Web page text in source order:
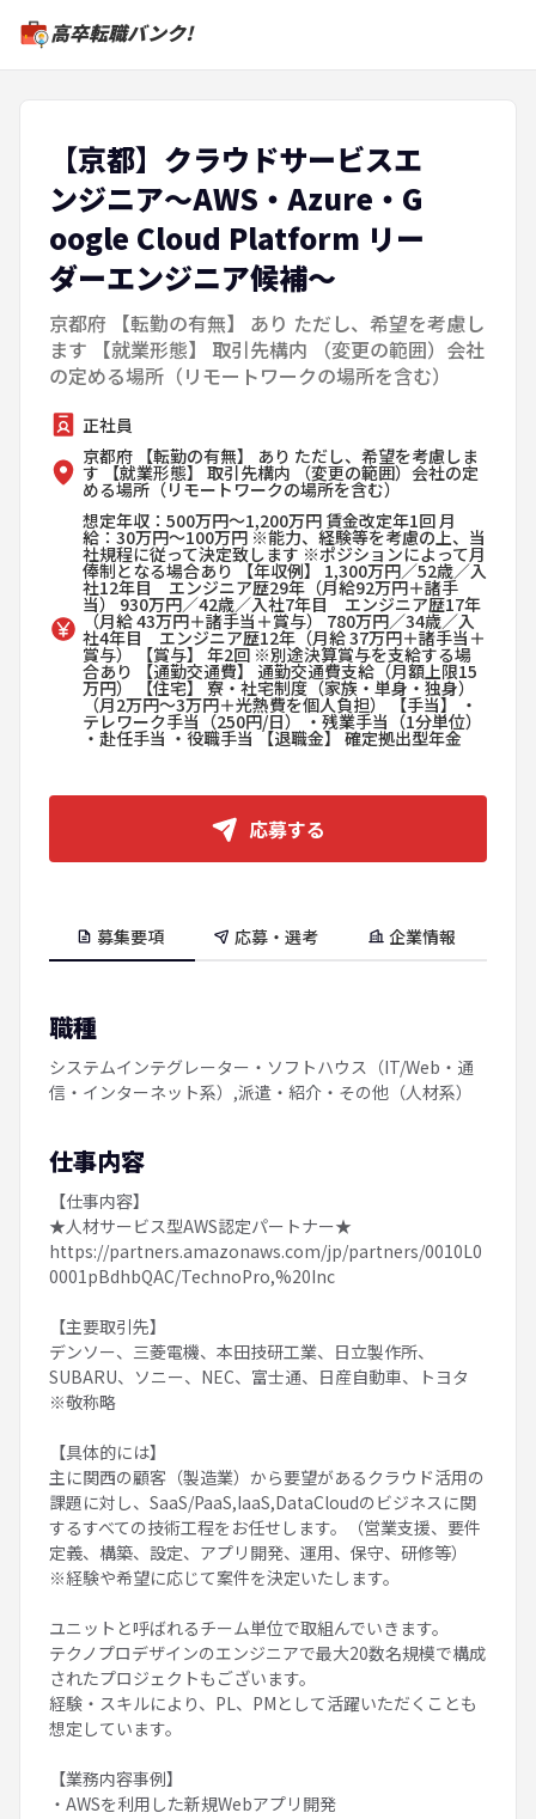
高卒転職バンク!
【京都】クラウドサービスエ
ンジニア～AWS・Azure・G
oogle Cloud Platform リー
ダーエンジニア候補～
京都府 【転勤の有無】 あり ただし、希望を考慮し
ます 【就業形態】 取引先構内 （変更の範囲）会社
の定める場所（リモートワークの場所を含む）
正社員
京都府 【転勤の有無】 あり ただし、希望を考慮しま
す 【就業形態】 取引先構内 （変更の範囲）会社の定
める場所（リモートワークの場所を含む）
想定年収：500万円～1,200万円 賃金改定年1回 月
給：30万円～100万円 ※能力、経験等を考慮の上、当
社規程に従って決定致します ※ポジションによって月
俸制となる場合あり 【年収例】 1,300万円／52歳／入
社12年目 エンジニア歴29年（月給92万円＋諸手
当） 930万円／42歳／入社7年目 エンジニア歴17年
（月給 43万円＋諸手当＋賞与） 780万円／34歳／入
社4年目 エンジニア歴12年（月給 37万円＋諸手当＋
賞与） 【賞与】 年2回 ※別途決算賞与を支給する場
合あり 【通勤交通費】 通勤交通費支給（月額上限15
万円） 【住宅】 寮・社宅制度（家族・単身・独身）
（月2万円～3万円＋光熱費を個人負担） 【手当】 ・
テレワーク手当（250円/日） ・残業手当（1分単位）
・赴任手当 ・役職手当 【退職金】 確定拠出型年金
応募する
募集要項 応募・選考 企業情報
職種
システムインテグレーター・ソフトハウス（IT/Web・通
信・インターネット系）,派遣・紹介・その他（人材系）
仕事内容
【仕事内容】
★人材サービス型AWS認定パートナー★
https://partners.amazonaws.com/jp/partners/0010L0
0001pBdhbQAC/TechnoPro,%20Inc
【主要取引先】
デンソー、三菱電機、本田技研工業、日立製作所、
SUBARU、ソニー、NEC、富士通、日産自動車、トヨタ
※敬称略
【具体的には】
主に関西の顧客（製造業）から要望があるクラウド活用の
課題に対し、SaaS/PaaS,IaaS,DataCloudのビジネスに関
するすべての技術工程をお任せします。（営業支援、要件
定義、構築、設定、アプリ開発、運用、保守、研修等）
※経験や希望に応じて案件を決定いたします。
ユニットと呼ばれるチーム単位で取組んでいきます。
テクノプロデザインのエンジニアで最大20数名規模で構成
されたプロジェクトもございます。
経験・スキルにより、PL、PMとして活躍いただくことも
想定しています。
【業務内容事例】
・AWSを利用した新規Webアプリ開発